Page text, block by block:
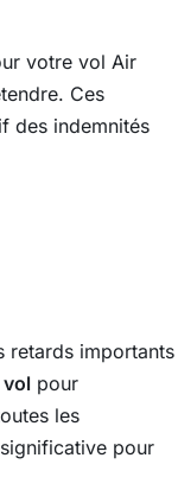
votre vol Air
Ces
des indemnités
retards importants
vol pour
les
pour